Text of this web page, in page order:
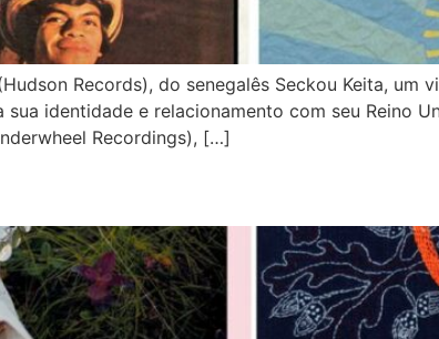
Records), do senegalês Seckou Keita,
identidade e relacionamento com seu Reino
Recordings), […]